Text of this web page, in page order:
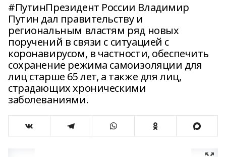
#ПутинПрезидент России Владимир
Путин дал правительству и
региональным властям ряд новых
поручений в связи с ситуацией с
коронавирусом, в частности, обеспечить
сохранение режима самоизоляции для
лиц старше 65 лет, а также для лиц,
страдающих хроническими
заболеваниями.